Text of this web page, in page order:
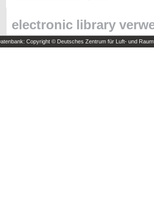
electronic library
Copyright © Deutsches Zentrum für Luft- und